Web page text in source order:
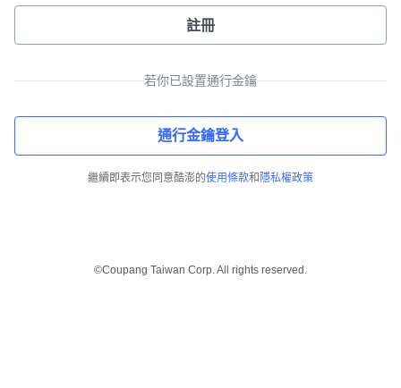
註冊
若你已設置通行金鑰
通行金鑰登入
繼續即表示您同意酷澎的使用條款和 隱私權政策
©Coupang Taiwan Corp. All rights reserved.